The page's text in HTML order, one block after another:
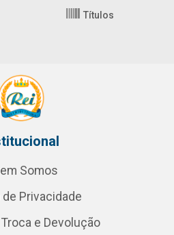
Títulos
Somos
de Privacidade
e Devolução